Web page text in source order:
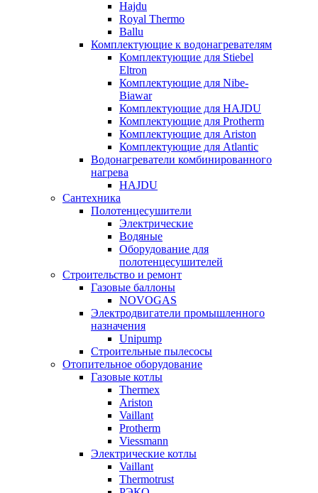
Hajdu
Royal Thermo
Ballu
Комплектующие к водонагревателям
Комплектующие для Stiebel
Eltron
Комплектующие для Nibe-
Biawar
Комплектующие для HAJDU
Комплектующие для Protherm
Комплектующие для Ariston
Комплектующие для Atlantic
Водонагреватели комбинированного
нагрева
HAJDU
Сантехника
Полотенцесушители
Электрические
Водяные
Оборудование для
полотенцесушителей
Строительство и ремонт
Газовые баллоны
NOVOGAS
Электродвигатели промышленного
назначения
Unipump
Строительные пылесосы
Отопительное оборудование
Газовые котлы
Thermex
Ariston
Vaillant
Protherm
Viessmann
Электрические котлы
Vaillant
Thermotrust